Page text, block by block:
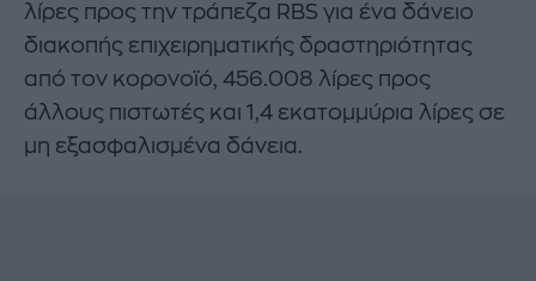
λίρες προς την τράπεζα RBS για ένα δάνειο
διακοπής επιχειρηματικής δραστηριότητας
από τον κορονoϊό, 456.008 λίρες προς
άλλους πιστωτές και 1,4 εκατομμύρια λίρες σε
μη εξασφαλισμένα δάνεια.